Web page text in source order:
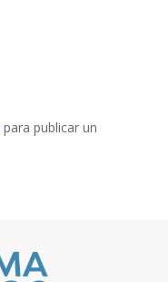
para publicar un